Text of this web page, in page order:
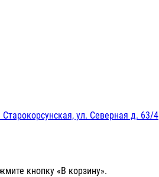
ул. Северная д. 63/4
кнопку «В корзину».